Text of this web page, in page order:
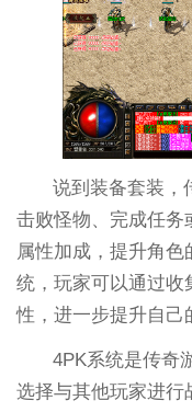
说到装备套装，
击败怪物、完成任务
属性加成，提升角
统，玩家可以通过收
性，进一步提升自己
4PK系统是传奇
选择与其他玩家进行